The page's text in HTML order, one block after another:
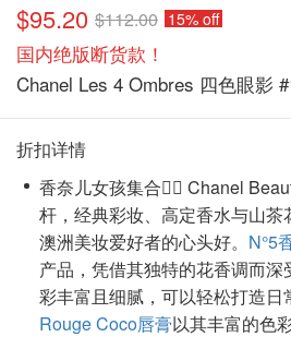
$95.20 $112.00 15% off
国内绝版断货款！
Chanel Les 4 Ombres 四色眼影
折扣详情
香奈儿女孩集合🙋‍♀️ Chanel
杆，经典彩妆、高定香水与山茶
澳洲美妆爱好者的心头好。 N°5
产品，凭借其独特的花香调而深
彩丰富且细腻，可以轻松打造日
Rouge Coco唇膏以其丰富的色